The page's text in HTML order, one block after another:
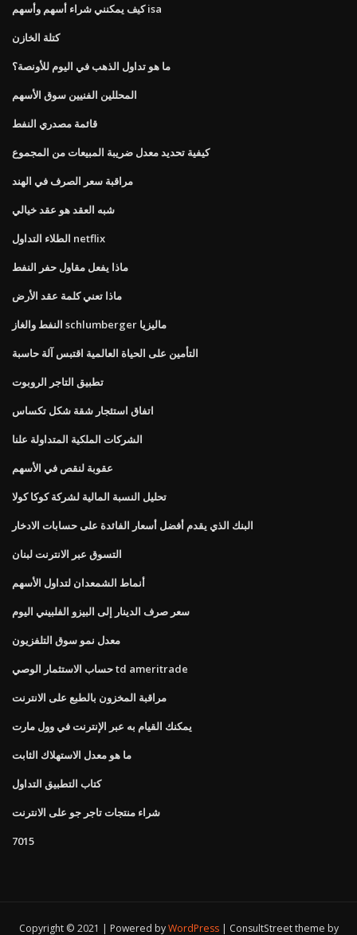
كيف يمكنني شراء أسهم وأسهم isa
كتلة الخازن
ما هو تداول الذهب في اليوم للأونصة؟
المحللين الفنيين سوق الأسهم
قائمة مصدري النفط
كيفية تحديد معدل ضريبة المبيعات من المجموع
مراقبة سعر الصرف في الهند
شبه العقد هو عقد خيالي
الطلاء التداول netflix
ماذا يفعل مقاول حفر النفط
ماذا تعني كلمة عقد الأرض
النفط والغاز schlumberger ماليزيا
التأمين على الحياة العالمية اقتبس آلة حاسبة
تطبيق التاجر الروبوت
اتفاق استئجار شقة شكل تكساس
الشركات الملكية المتداولة علنا
عقوبة لنقص في الأسهم
تحليل النسبة المالية لشركة كوكا كولا
البنك الذي يقدم أفضل أسعار الفائدة على حسابات الادخار
التسوق عبر الانترنت لبنان
أنماط الشمعدان لتداول الأسهم
سعر صرف الدينار إلى البيزو الفلبيني اليوم
معدل نمو سوق التلفزيون
حساب الاستثمار الوصي td ameritrade
مراقبة المخزون بالطبع على الانترنت
يمكنك القيام به عبر الإنترنت في وول مارت
ما هو معدل الاستهلاك الثابت
كتاب التطبيق التداول
شراء منتجات تاجر جو على الانترنت
7015
Copyright © 2021 | Powered byWordPress ConsultStreet theme by